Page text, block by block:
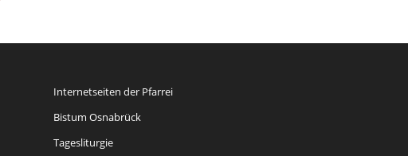
Internetseiten der Pfarrei
Bistum Osnabrück
Tagesliturgie